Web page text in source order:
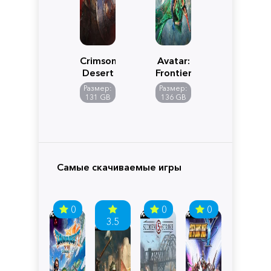
Crimson
Desert
Размер:
131 GB
Avatar:
Frontiers
of
Pandora
Размер:
136 GB
Самые скачиваемые игры
0
3.5
0 0